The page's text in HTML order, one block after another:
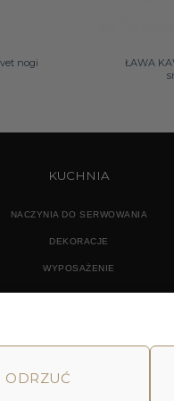
ODRZUĆ
nogi
ŁAWA
KUCHNIA
NACZYNIA DO SERWOWANIA
DEKORACJE
WYPOSAŻENIE